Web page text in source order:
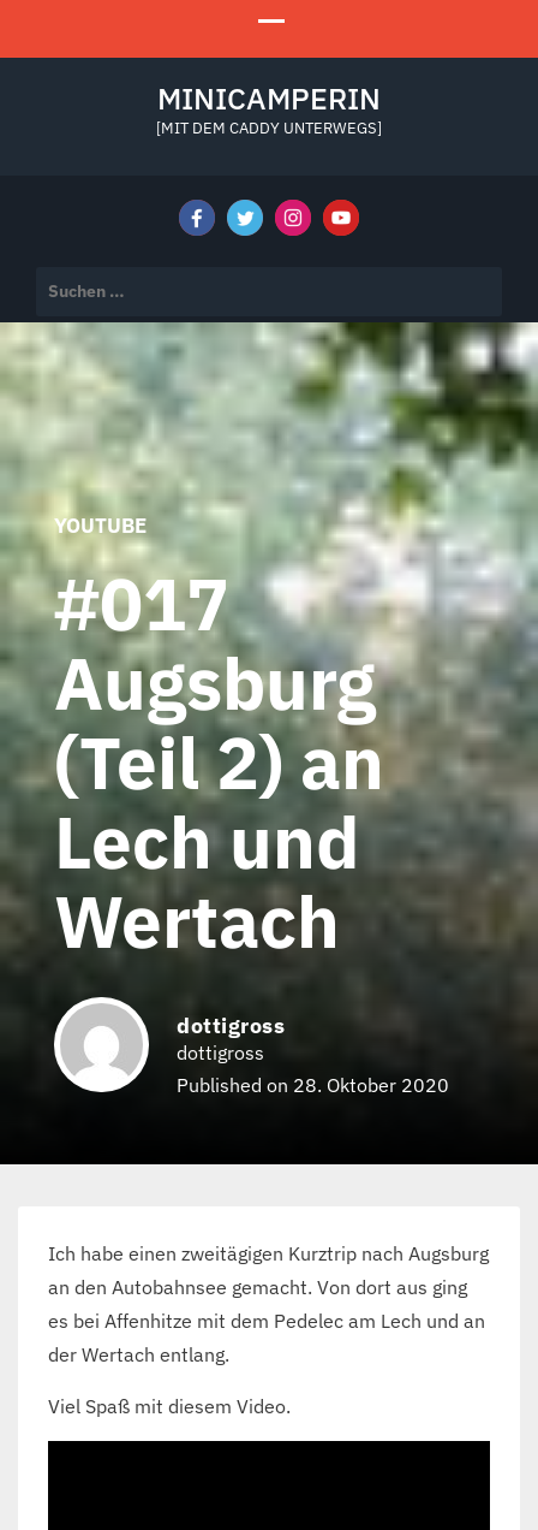
MINICAMPERIN
[MIT DEM CADDY UNTERWEGS]
nach:
YOUTUBE
#017
Augsburg
(Teil 2) an
Lech und
Wertach
dottigross
dottigross
Published on 28. Oktober 2020
Ich habe einen zweitägigen Kurztrip nach Augsburg
an den Autobahnsee gemacht. Von dort aus ging
es bei Affenhitze mit dem Pedelec am Lech und an
der Wertach entlang.
Viel Spaß mit diesem Video.